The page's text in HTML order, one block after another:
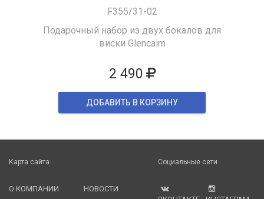
F355/31-02
Подарочный набор из двух бокалов для
виски Glencairn
2 490
ДОБАВИТЬ В КОРЗИНУ
Карта сайта
О КОМПАНИИ
НОВОСТИ
Социальные сети